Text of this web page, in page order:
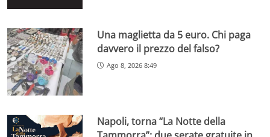
Una maglietta da 5 euro. Chi paga
davvero il prezzo del falso?
Ago 8, 2026 8:49
Napoli, torna “La Notte della